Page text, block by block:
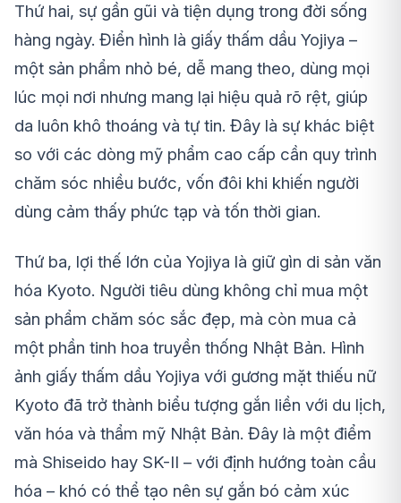
Thứ hai, sự gần gũi và tiện dụng trong đời sống
hàng ngày. Điển hình là giấy thấm dầu Yojiya –
một sản phẩm nhỏ bé, dễ mang theo, dùng mọi
lúc mọi nơi nhưng mang lại hiệu quả rõ rệt, giúp
da luôn khô thoáng và tự tin. Đây là sự khác biệt
so với các dòng mỹ phẩm cao cấp cần quy trình
chăm sóc nhiều bước, vốn đôi khi khiến người
dùng cảm thấy phức tạp và tốn thời gian.
Thứ ba, lợi thế lớn của Yojiya là giữ gìn di sản văn
hóa Kyoto. Người tiêu dùng không chỉ mua một
sản phẩm chăm sóc sắc đẹp, mà còn mua cả
một phần tinh hoa truyền thống Nhật Bản. Hình
ảnh giấy thấm dầu Yojiya với gương mặt thiếu nữ
Kyoto đã trở thành biểu tượng gắn liền với du lịch,
văn hóa và thẩm mỹ Nhật Bản. Đây là một điểm
mà Shiseido hay SK-II – với định hướng toàn cầu
hóa – khó có thể tạo nên sự gắn bó cảm xúc